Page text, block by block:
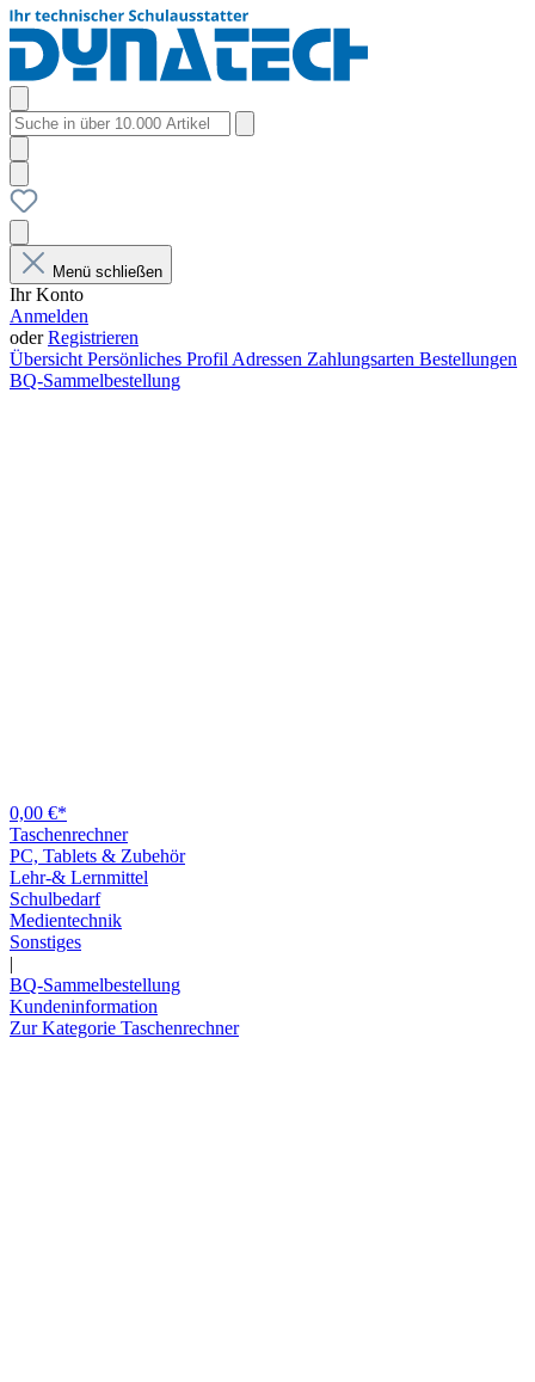
Menü schließen
Ihr Konto
Anmelden
oderRegistrieren
Übersicht Persönliches Profil Adressen Zahlungsarten Bestellungen
BQ-Sammelbestellung
0,00 €*
Taschenrechner
PC, Tablets & Zubehör
Lehr-& Lernmittel
Schulbedarf
Medientechnik
Sonstiges
|
BQ-Sammelbestellung
Kundeninformation
Zur Kategorie Taschenrechner